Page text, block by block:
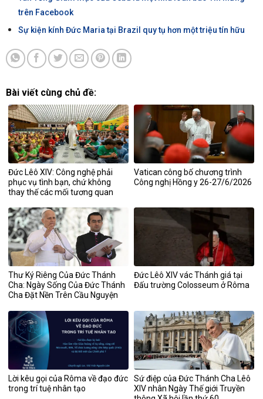
trên Facebook
Sự kiện kính Đức Maria tại Brazil quy tụ hơn một triệu tín hữu
Bài viết cùng chủ đề:
Đức Lêô XIV: Công nghệ phải
phục vụ tình bạn, chứ không
thay thế các mối tương quan
Vatican công bố chương trình
Công nghị Hồng y 26-27/6/2026
Thư Ký Riêng Của Đức Thánh
Cha: Ngày Sống Của Đức Thánh
Cha Đặt Nền Trên Cầu Nguyện
Đức Lêô XIV vác Thánh giá tại
Đấu trường Colosseum ở Rôma
Lời kêu gọi của Rôma về đạo đức
trong trí tuệ nhân tạo
Sứ điệp của Đức Thánh Cha Lêô
XIV nhân Ngày Thế giới Truyền